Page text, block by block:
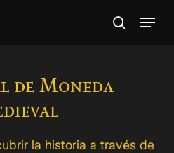
search
Menu
de Moneda
la historia a través de